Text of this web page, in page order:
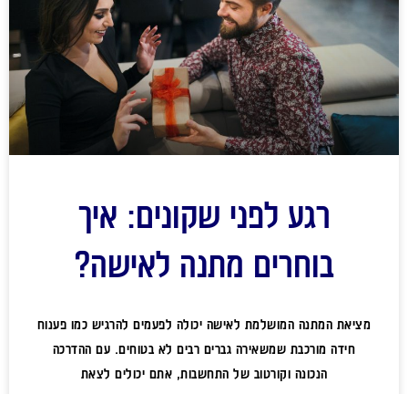
רגע לפני שקונים: איך
בוחרים מתנה לאישה?
מציאת המתנה המושלמת לאישה יכולה לפעמים להרגיש כמו פענוח
חידה מורכבת שמשאירה גברים רבים לא בטוחים. עם ההדרכה
הנכונה וקורטוב של התחשבות, אתם יכולים לצאת